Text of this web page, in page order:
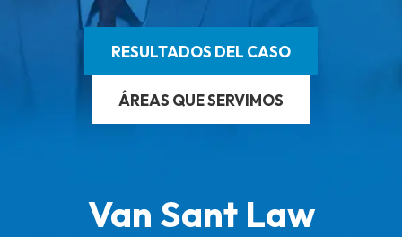
RESULTADOS DEL CASO
ÁREAS QUE SERVIMOS
Van Sant Law